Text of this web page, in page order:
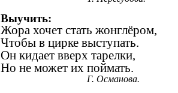
Выучить:
Жора хочет стать жонглёром,
Чтобы в цирке выступать.
Он кидает вверх тарелки,
Но не может их поймать.
Г. Османова.